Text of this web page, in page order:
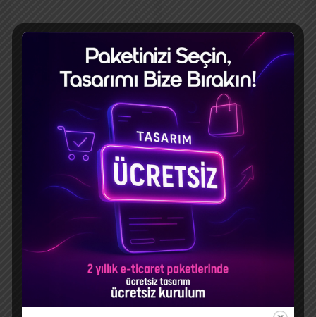
STARTUP
Accessories
₺34.500,00
test
Accessories
₺1,00